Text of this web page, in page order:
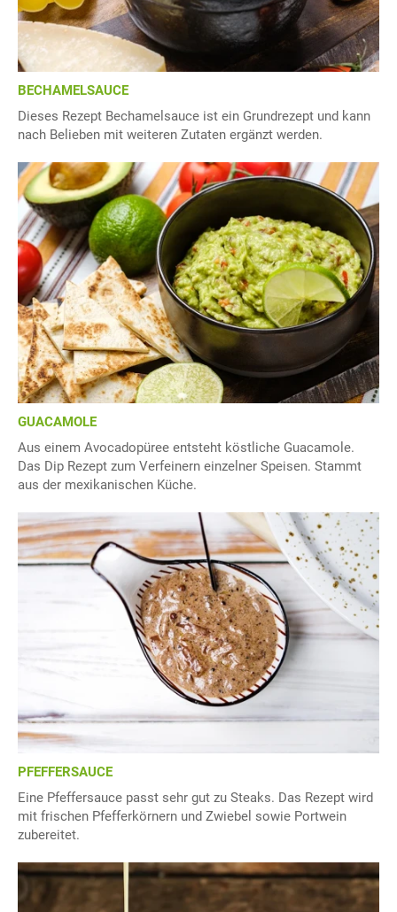
BECHAMELSAUCE
Dieses Rezept Bechamelsauce ist ein Grundrezept und kann
nach Belieben mit weiteren Zutaten ergänzt werden.
GUACAMOLE
Aus einem Avocadopüree entsteht köstliche Guacamole.
Das Dip Rezept zum Verfeinern einzelner Speisen. Stammt
aus der mexikanischen Küche.
PFEFFERSAUCE
Eine Pfeffersauce passt sehr gut zu Steaks. Das Rezept wird
mit frischen Pfefferkörnern und Zwiebel sowie Portwein
zubereitet.